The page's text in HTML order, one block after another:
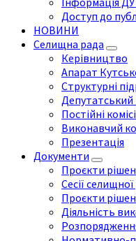
Доступ до
НОВИНИ
Селищна рада
Керівництво
Апарат
Структурні
Депутатський
Постійні
Виконавчий
Презентація
Документи
Проєкти
Сесії
Проєкти
Діяльність